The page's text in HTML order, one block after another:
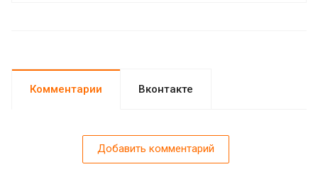
Комментарии Вконтакте
Добавить комментарий